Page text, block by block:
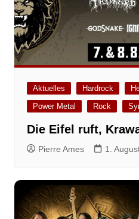
Aktuelles Hardrock
Power Metal
Rock
Die Eifel ruft,
Pierre Ames 1.